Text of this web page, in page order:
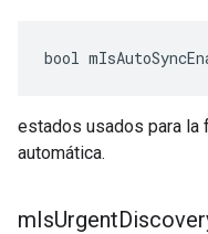
bool
estados usados para la
automática.
mIsUrgent